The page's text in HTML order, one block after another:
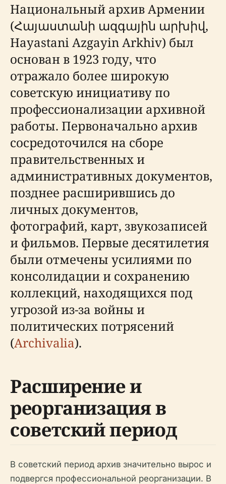
Национальный архив Армении
(Հայաստանի ազգային արխիվ,
Hayastani Azgayin Arkhiv) был
основан в 1923 году, что
отражало более широкую
советскую инициативу по
профессионализации архивной
работы. Первоначально архив
сосредоточился на сборе
правительственных и
административных документов,
позднее расширившись до
личных документов,
фотографий, карт, звукозаписей
и фильмов. Первые десятилетия
были отмечены усилиями по
консолидации и сохранению
коллекций, находящихся под
угрозой из-за войны и
политических потрясений
(Archivalia).
Расширение и
реорганизация в
советский период
В советский период архив значительно вырос и
подвергся профессиональной реорганизации. В